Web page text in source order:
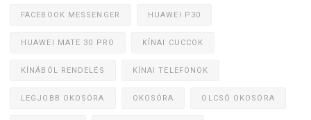
FACEBOOK MESSENGER HUAWEI P30
HUAWEI MATE 30 PRO KÍNAI CUCCOK
KÍNÁBÓL RENDELÉS KÍNAI TELEFONOK
LEGJOBB OKOSÓRA OKOSÓRA OLCSÓ OKOSÓRA